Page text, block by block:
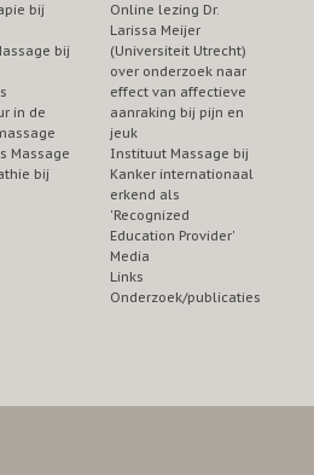
bij
bij
in de
Massage
bij
Online lezing Dr.
Larissa Meijer
(Universiteit Utrecht)
over onderzoek naar
effect van affectieve
aanraking bij pijn en
jeuk
Instituut Massage bij
Kanker internationaal
erkend als
'Recognized
Education Provider'
Media
Links
Onderzoek/publicaties